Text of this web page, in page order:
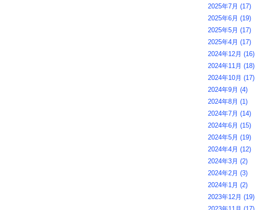
2025年7月 (17)
2025年6月 (19)
2025年5月 (17)
2025年4月 (17)
2024年12月 (16)
2024年11月 (18)
2024年10月 (17)
2024年9月 (4)
2024年8月 (1)
2024年7月 (14)
2024年6月 (15)
2024年5月 (19)
2024年4月 (12)
2024年3月 (2)
2024年2月 (3)
2024年1月 (2)
2023年12月 (19)